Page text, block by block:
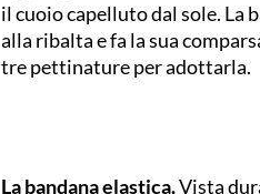
il cuoio capelluto dal sole. La
alla ribalta e fa la sua
tre pettinature per adottarla.
La bandana elastica.Vista